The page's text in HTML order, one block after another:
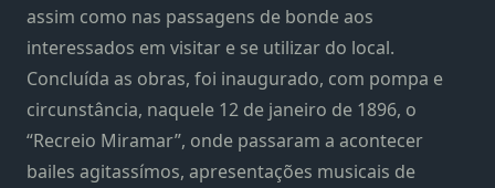
assim como nas passagens de bonde aos
interessados em visitar e se utilizar do local.
Concluída as obras, foi inaugurado, com pompa e
circunstância, naquele 12 de janeiro de 1896, o
“Recreio Miramar”, onde passaram a acontecer
bailes agitassímos, apresentações musicais de